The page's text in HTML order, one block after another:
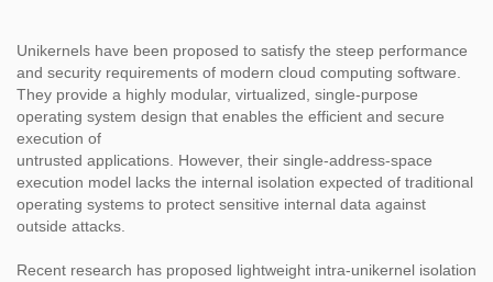
Unikernels have been proposed to satisfy the steep performance
and security requirements of modern cloud computing software.
They provide a highly modular, virtualized, single-purpose
operating system design that enables the efficient and secure
execution of
untrusted applications. However, their single-address-space
execution model lacks the internal isolation expected of traditional
operating systems to protect sensitive internal data against
outside attacks.
Recent research has proposed lightweight intra-unikernel isolation